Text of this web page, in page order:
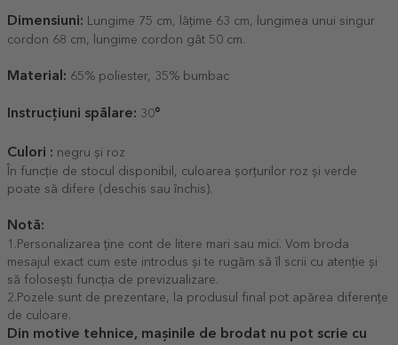
Dimensiuni: Lungime 75 cm, lățime 63 cm, lungimea unui singur
cordon 68 cm, lungime cordon gât 50 cm.
Material: 65% poliester, 35% bumbac
Instrucțiuni spălare: 30°
Culori : negru și roz
În funcție de stocul disponibil, culoarea șorțurilor roz și verde
poate să difere (deschis sau închis).
Notă:
1.Personalizarea ține cont de litere mari sau mici. Vom broda
mesajul exact cum este introdus și te rugăm să îl scrii cu atenție și
să folosești funcția de previzualizare.
2.Pozele sunt de prezentare, la produsul final pot apărea diferențe
de culoare.
Din motive tehnice, mașinile de brodat nu pot scrie cu